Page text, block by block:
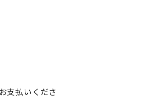
支払いくださ